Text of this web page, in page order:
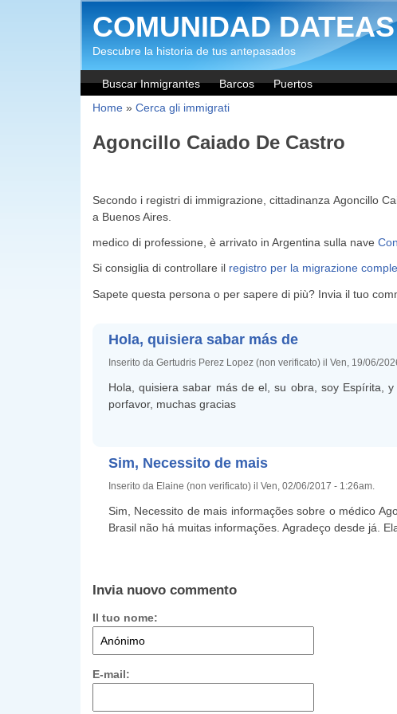
Salta al contenuto principale
COMUNIDAD DATEAS
Descubre la historia de tus antepasados
Buscar Inmigrantes Barcos
Puertos
Home» Cerca gli immigrati
Agoncillo Caiado De Castro
Secondo i registri di immigrazione, cittadinanza Agoncillo
a Buenos Aires.
medico di professione, è arrivato in Argentina sulla nave
Si consiglia di controllare il registro per la migrazione
Sapete questa persona o per sapere di più? Invia il tuo
Hola, quisiera sabar más de
Inserito da Gertudris Perez Lopez (non verificato) il Ven, 19/06/
Hola, quisiera sabar más de el, su obra, soy Espírita,
porfavor, muchas gracias
Sim, Necessito de mais
Inserito da Elaine (non verificato) il Ven, 02/06/2017 - 1:26am.
Sim, Necessito de mais informações sobre o médico
Brasil não há muitas informações. Agradeço desde já.
Invia nuovo commento
Il tuo nome:
E-mail: